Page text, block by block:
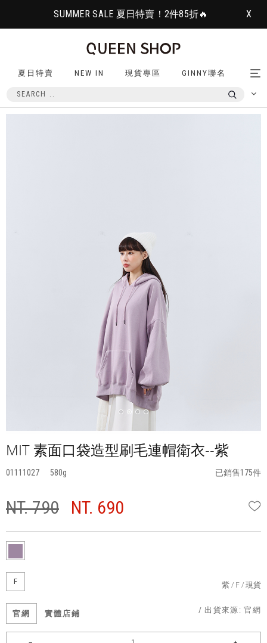
SUMMER SALE 夏日特賣！2件85折🔥 X
夏日特賣 NEW IN 現貨專區 GINNY聯名
MIT 素面口袋造型刷毛連帽衛衣--紫
01111027 580 已銷售175件
NT. 790 NT. 690
F 紫 F 現貨
官網 實體店鋪 / 出貨來源:官網